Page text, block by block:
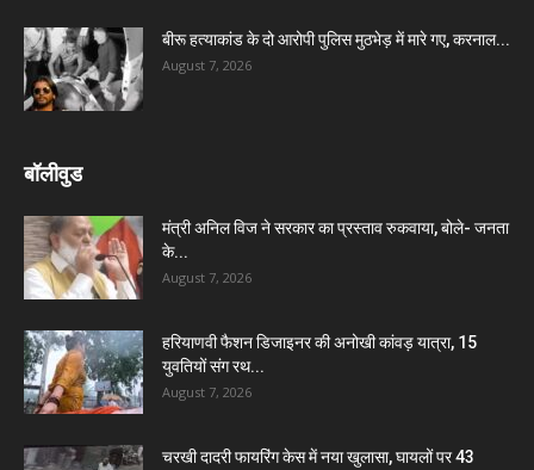
बीरू हत्याकांड के दो आरोपी पुलिस मुठभेड़ में मारे गए, करनाल...
August 7, 2026
बॉलीवुड
मंत्री अनिल विज ने सरकार का प्रस्ताव रुकवाया, बोले- जनता
के...
August 7, 2026
हरियाणवी फैशन डिजाइनर की अनोखी कांवड़ यात्रा, 15
युवतियों संग रथ...
August 7, 2026
चरखी दादरी फायरिंग केस में नया खुलासा, घायलों पर 43